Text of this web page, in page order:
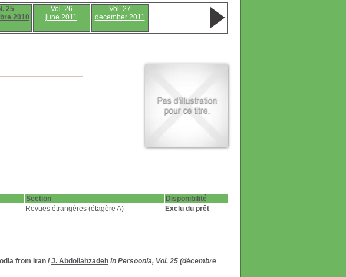
25
2010
Vol. 26
june 2011
Vol. 27
december 2011
Section
Disponibilité
Revues étrangères (étagère A) Exclu du prêt
from Iran/ J. Abdollahzadeh in Persoonia, Vol. 25 (décembre